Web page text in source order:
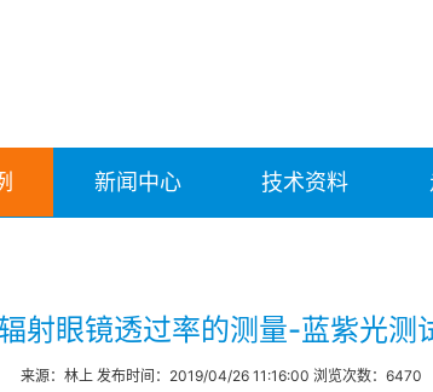
新闻中心 技术资料
射眼镜透过率的测量-蓝紫光测
来源：林上 发布时间：2019/04/26 11:16:00 浏览次数：6470